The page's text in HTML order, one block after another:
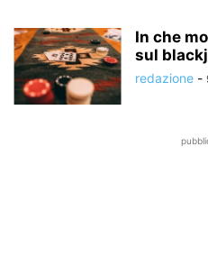
In che
sul
redazione -